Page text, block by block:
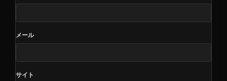
メール
サイト